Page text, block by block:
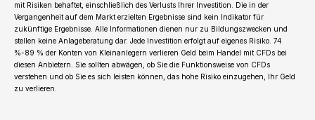
mit Risiken behaftet, einschließlich des Verlusts Ihrer Investition. Die in der
Vergangenheit auf dem Markt erzielten Ergebnisse sind kein Indikator für
zukünftige Ergebnisse. Alle Informationen dienen nur zu Bildungszwecken und
stellen keine Anlageberatung dar. Jede Investition erfolgt auf eigenes Risiko. 74
%-89 % der Konten von Kleinanlegern verlieren Geld beim Handel mit CFDs bei
diesen Anbietern. Sie sollten abwägen, ob Sie die Funktionsweise von CFDs
verstehen und ob Sie es sich leisten können, das hohe Risiko einzugehen, Ihr Geld
zu verlieren.